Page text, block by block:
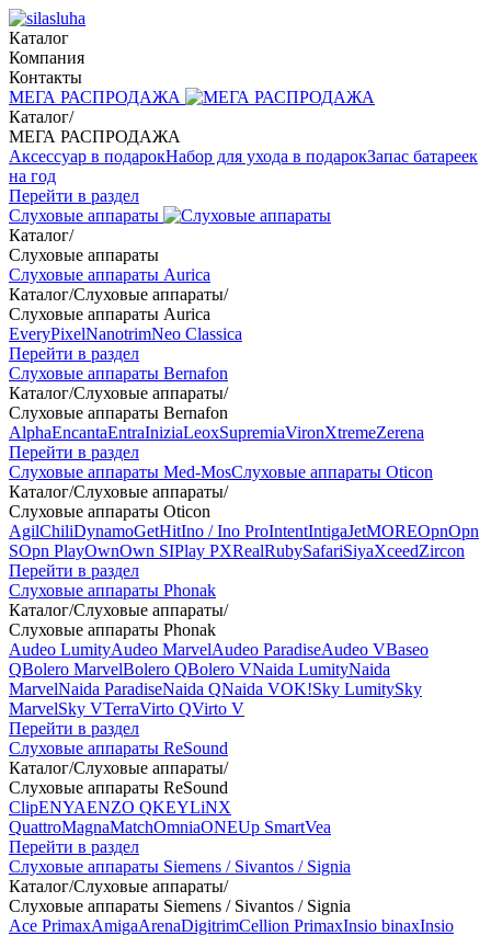
Каталог
Компания
Контакты
МЕГА РАСПРОДАЖА
Каталог/
МЕГА РАСПРОДАЖА
Аксессуар в подарокНабор для ухода в подарокЗапас батареек
на год
Перейти в раздел
Слуховые аппараты
Каталог/
Слуховые аппараты
Слуховые аппараты Aurica
Каталог/Слуховые аппараты/
Слуховые аппараты Aurica
EveryPixelNanotrimNeo Classica
Перейти в раздел
Слуховые аппараты Bernafon
Каталог/Слуховые аппараты/
Слуховые аппараты Bernafon
AlphaEncantaEntraIniziaLeoxSupremiaVironXtremeZerena
Перейти в раздел
Слуховые аппараты Med-MosСлуховые аппараты Oticon
Каталог/Слуховые аппараты/
Слуховые аппараты Oticon
AgilChiliDynamoGetHitIno / Ino ProIntentIntigaJetMOREOpnOpn
SOpn PlayOwnOwn SIPlay PXRealRubySafariSiyaXceedZircon
Перейти в раздел
Слуховые аппараты Phonak
Каталог/Слуховые аппараты/
Слуховые аппараты Phonak
Audeo LumityAudeo MarvelAudeo ParadiseAudeo VBaseo
QBolero MarvelBolero QBolero VNaida LumityNaida
MarvelNaida ParadiseNaida QNaida VOK!Sky LumitySky
MarvelSky VTerraVirto QVirto V
Перейти в раздел
Слуховые аппараты ReSound
Каталог/Слуховые аппараты/
Слуховые аппараты ReSound
ClipENYAENZO QKEYLiNX
QuattroMagnaMatchOmniaONEUp SmartVea
Перейти в раздел
Слуховые аппараты Siemens / Sivantos / Signia
Каталог/Слуховые аппараты/
Слуховые аппараты Siemens / Sivantos / Signia
Ace PrimaxAmigaArenaDigitrimCellion PrimaxInsio binaxInsio